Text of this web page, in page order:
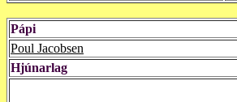
Pápi
Poul Jacobsen
Hjúnarlag